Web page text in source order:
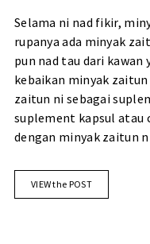
Selama ni nad fikir,
rupanya ada minyak
pun nad tau dari
kebaikan minyak
zaitun ni sebagai
suplement kapsul atau
dengan minyak zaitun
VIEW the POST